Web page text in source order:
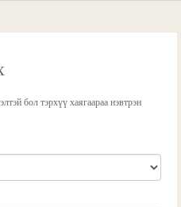
бол тэрхүү хаягаараа нэвтрэн